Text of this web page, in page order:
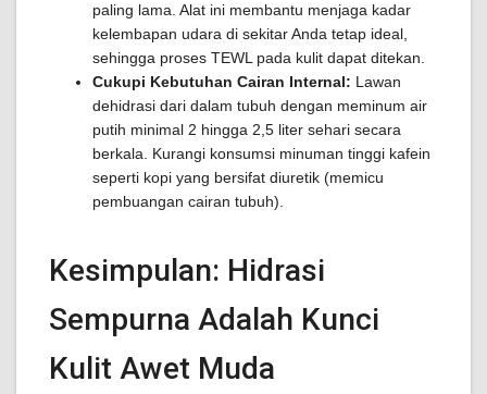
paling lama. Alat ini membantu menjaga kadar
kelembapan udara di sekitar Anda tetap ideal,
sehingga proses TEWL pada kulit dapat ditekan.
Cukupi Kebutuhan Cairan Internal: Lawan
dehidrasi dari dalam tubuh dengan meminum air
putih minimal 2 hingga 2,5 liter sehari secara
berkala. Kurangi konsumsi minuman tinggi kafein
seperti kopi yang bersifat diuretik (memicu
pembuangan cairan tubuh).
Kesimpulan: Hidrasi
Sempurna Adalah Kunci
Kulit Awet Muda